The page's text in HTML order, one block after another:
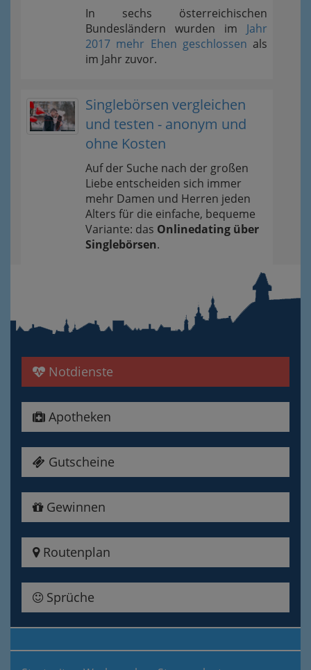
In sechs österreichischen
Bundesländern wurden im Jahr
2017 mehr Ehen geschlossen als
im Jahr zuvor.
Singlebörsen vergleichen
und testen - anonym und
ohne Kosten
Auf der Suche nach der großen
Liebe entscheiden sich immer
mehr Damen und Herren jeden
Alters für die einfache, bequeme
Variante: das Onlinedating über
Singlebörsen.
Notdienste
Apotheken
Gutscheine
Gewinnen
Routenplan
Sprüche